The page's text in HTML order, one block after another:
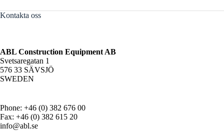
Kontakta oss
ABL Construction Equipment AB
Svetsaregatan 1
576 33 SÄVSJÖ
SWEDEN
Phone: +46 (0) 382 676 00
Fax: +46 (0) 382 615 20
info@abl.se